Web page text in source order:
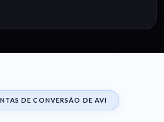
DE CONVERSÃO DE AVI